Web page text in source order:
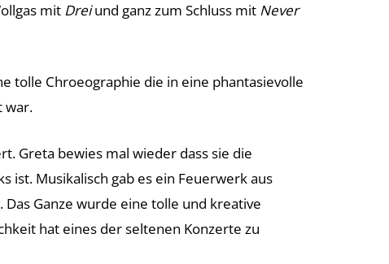
mit Dreiund ganz zum Schluss mit Never
tolle Chroeographie die in eine phantasievolle
war.
Greta bewies mal wieder dass sie die
ist. Musikalisch gab es ein Feuerwerk aus
Ganze wurde eine tolle und kreative
hat eines der seltenen Konzerte zu